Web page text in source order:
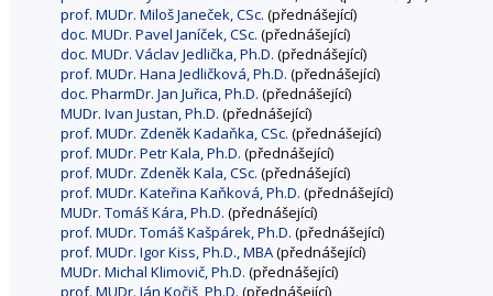
prof. MUDr. Miloš Janeček, CSc. (přednášející)
doc. MUDr. Pavel Janíček, CSc. (přednášející)
doc. MUDr. Václav Jedlička, Ph.D. (přednášející)
prof. MUDr. Hana Jedličková, Ph.D. (přednášející)
doc. PharmDr. Jan Juřica, Ph.D. (přednášející)
MUDr. Ivan Justan, Ph.D. (přednášející)
prof. MUDr. Zdeněk Kadaňka, CSc. (přednášející)
prof. MUDr. Petr Kala, Ph.D. (přednášející)
prof. MUDr. Zdeněk Kala, CSc. (přednášející)
prof. MUDr. Kateřina Kaňková, Ph.D. (přednášející)
MUDr. Tomáš Kára, Ph.D. (přednášející)
prof. MUDr. Tomáš Kašpárek, Ph.D. (přednášející)
prof. MUDr. Igor Kiss, Ph.D., MBA(přednášející)
MUDr. Michal Klimovič, Ph.D. (přednášející)
prof. MUDr. Ján Kočiš, Ph.D. (přednášející)